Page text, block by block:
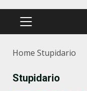
PRIMÄRES
Home Stupidario
Stupidario